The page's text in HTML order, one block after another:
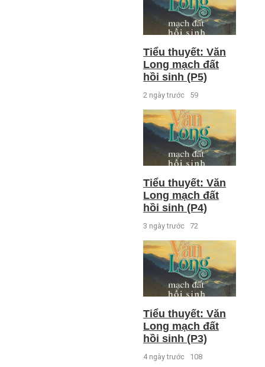
Tiểu thuyết: Văn
Long mạch đất
hồi sinh (P5)
2 ngày trước 59
Tiểu thuyết: Văn
Long mạch đất
hồi sinh (P4)
3 ngày trước 72
Tiểu thuyết: Văn
Long mạch đất
hồi sinh (P3)
4 ngày trước 108